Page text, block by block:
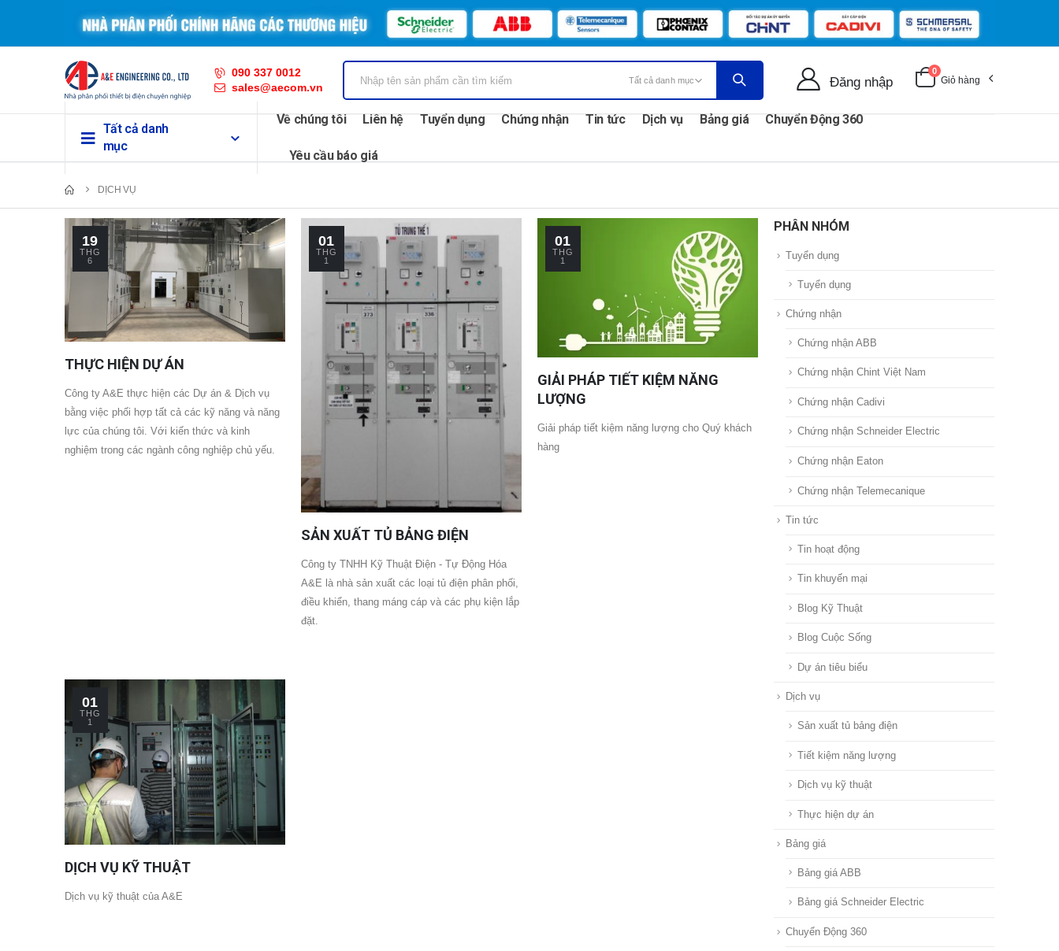
090 337 0012
sales@aecom.vn
Đăng nhập
0
Giỏ hàng
Tất cả danh
mục
Về chúng tôi Liên hệ Tuyển dụng Chứng nhận Tin tức Dịch vụ Bảng giá Chuyển Động 360
Yêu cầu báo giá
DỊCH VỤ
19
THG
6
THỰC HIỆN DỰ ÁN
Công ty A&E thực hiện các Dự án & Dịch vụ
bằng việc phối hợp tất cả các kỹ năng và năng
lực của chúng tôi. Với kiến thức và kinh
nghiệm trong các ngành công nghiệp chủ yếu.
01
THG
1
SẢN XUẤT TỦ BẢNG ĐIỆN
Công ty TNHH Kỹ Thuật Điện - Tự Động Hóa
A&E là nhà sản xuất các loại tủ điện phân phối,
điều khiển, thang máng cáp và các phụ kiện lắp
đặt.
01
THG
1
GIẢI PHÁP TIẾT KIỆM NĂNG
LƯỢNG
Giải pháp tiết kiệm năng lượng cho Quý khách
hàng
01
THG
1
DỊCH VỤ KỸ THUẬT
Dịch vụ kỹ thuật của A&E
PHÂN NHÓM
Tuyển dụng
Tuyển dụng
Chứng nhận
Chứng nhận ABB
Chứng nhận Chint Việt Nam
Chứng nhận Cadivi
Chứng nhận Schneider Electric
Chứng nhận Eaton
Chứng nhận Telemecanique
Tin tức
Tin hoạt động
Tin khuyến mại
Blog Kỹ Thuật
Blog Cuộc Sống
Dự án tiêu biểu
Dịch vụ
Sản xuất tủ bảng điện
Tiết kiệm năng lượng
Dịch vụ kỹ thuật
Thực hiện dự án
Bảng giá
Bảng giá ABB
Bảng giá Schneider Electric
Chuyển Động 360